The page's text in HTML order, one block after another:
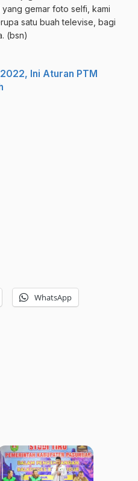
gemar foto selfi, kami
satu buah televise, bagi
(bsn)
Ini Aturan PTM
WhatsApp